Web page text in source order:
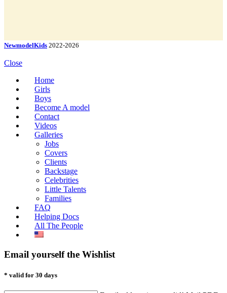
NewmodelKids 2022-2026
Close
Home
Girls
Boys
Become A model
Contact
Videos
Galleries
Jobs
Covers
Clients
Backstage
Celebrities
Little Talents
Families
FAQ
Helping Docs
All The People
Email yourself the Wishlist
* valid for 30 days